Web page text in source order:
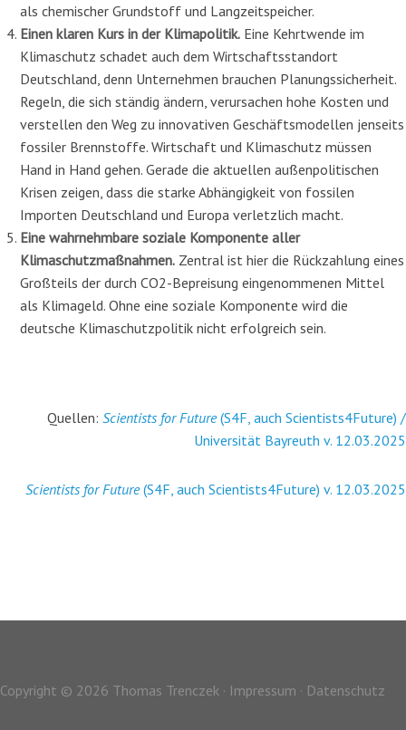
als chemischer Grundstoff und Langzeitspeicher.
Einen klaren Kurs in der Klimapolitik. Eine Kehrtwende im
Klimaschutz schadet auch dem Wirtschaftsstandort
Deutschland, denn Unternehmen brauchen Planungssicherheit.
Regeln, die sich ständig ändern, verursachen hohe Kosten und
verstellen den Weg zu inno­vativen Geschäftsmodellen jenseits
fossiler Brennstoffe. Wirtschaft und Klimaschutz müs­sen
Hand in Hand gehen.Gerade die aktuellen außenpolitischen
Krisen zeigen , dass die starke Abhängigkeit von fossilen
Importen Deutschland und Europaverletzlich macht.
Eine wahrnehmbare soziale Komponente aller
Klimaschutzmaßnahmen. Zentral ist hier die Rückzahlung eines
Großteils der durch CO2-Bepreisung eingenommenen Mittel
als Klimageld. Ohne eine soziale Komponente wird die
deutsche Klimaschutzpolitik nicht er­folgreich sein.
Quellen: Scientists for Future(S4F, auch Scientists4Future) /
Universität Bayreuth v. 12.03.2025
Scientists for Future(S4F, auch Scientists4Future) v. 12.03.2025
Copyright © 2026 Thomas Trenczek · Impressum · Datenschutz